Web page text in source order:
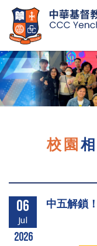
校園
06
Jul
2026
中五解鎖